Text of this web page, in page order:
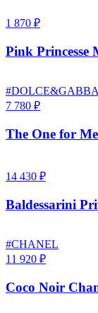
1 870 ₽
Pink Princesse
7 780 ₽
The One for
14 430 ₽
Baldessarini
#CHANEL
11 920 ₽
Coco Noir